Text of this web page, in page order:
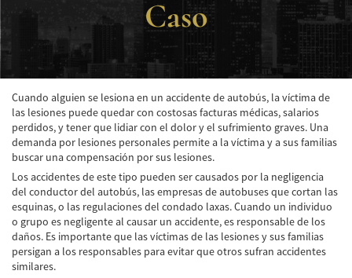
Áreas de Práctica
Accidentes Automovilísticos
Accidente de Atropello y Fuga
Accidentes en Intersecciones
Accidente en "T"
Accidente por Volcadura
Bolsas de Aire Defectuosas
Causas de los Accidentes Peatonales
Caso
Cuando alguien se lesiona en un accidente de autobús, la víctima de
las lesiones puede quedar con costosas facturas médicas, salarios
perdidos, y tener que lidiar con el dolor y el sufrimiento graves. Una
demanda por lesiones personales permite a la víctima y a sus familias
buscar una compensación por sus lesiones.
Los accidentes de este tipo pueden ser causados por la negligencia
del conductor del autobús, las empresas de autobuses que cortan las
esquinas, o las regulaciones del condado laxas. Cuando un individuo
o grupo es negligente al causar un accidente, es responsable de los
daños. Es importante que las víctimas de las lesiones y sus familias
persigan a los responsables para evitar que otros sufran accidentes
similares.